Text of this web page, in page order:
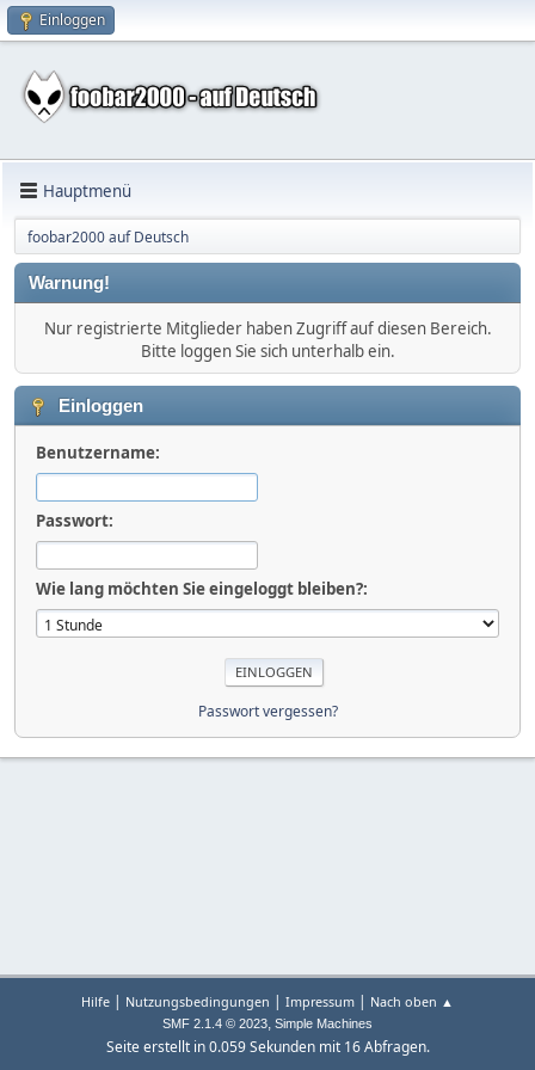
Einloggen
Hauptmenü
foobar2000 auf Deutsch
Warnung!
Nur registrierte Mitglieder haben Zugriff auf diesen Bereich.
Bitte loggen Sie sich unterhalb ein.
Einloggen
Benutzername:
Passwort:
Wie lang möchten Sie eingeloggt bleiben?:
Passwort vergessen?
Hilfe | Nutzungsbedingungen | Impressum | Nach oben ▲
SMF 2.1.4 © 2023, Simple Machines
Seite erstellt in 0.059 Sekunden mit 16 Abfragen.